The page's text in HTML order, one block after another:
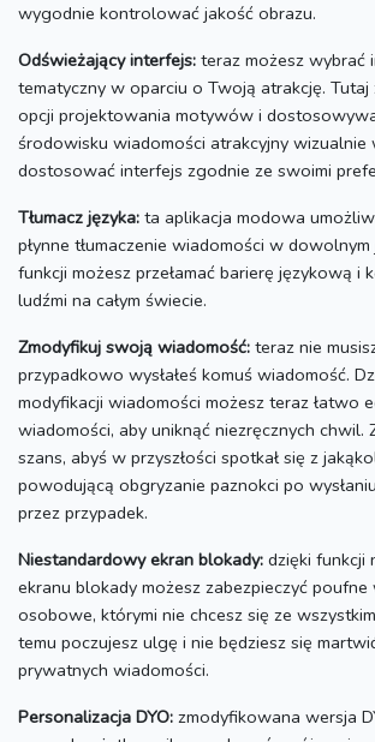
wygodnie kontrolować jakość obrazu.
Odświeżający interfejs: teraz możesz wybrać
tematyczny w oparciu o Twoją atrakcję. Tutaj
opcji projektowania motywów i
środowisku wiadomości atrakcyjny wizualnie
dostosować interfejs zgodnie ze swoimi
Tłumacz języka: ta aplikacja modowa
płynne tłumaczenie wiadomości w dowolnym
funkcji możesz przełamać barierę językową i
ludźmi na całym świecie.
Zmodyfikuj swoją wiadomość: teraz nie
przypadkowo wysłałeś komuś wiadomość.
modyfikacji wiadomości możesz teraz łatwo
wiadomości, aby uniknąć niezręcznych chwil.
szans, abyś w przyszłości spotkał się z
powodującą obgryzanie paznokci po
przez przypadek.
Niestandardowy ekran blokady: dzięki funkcji
ekranu blokady możesz zabezpieczyć
osobowe, którymi nie chcesz się ze
temu poczujesz ulgę i nie będziesz się
prywatnych wiadomości.
Personalizacja DYO: zmodyfikowana wersja